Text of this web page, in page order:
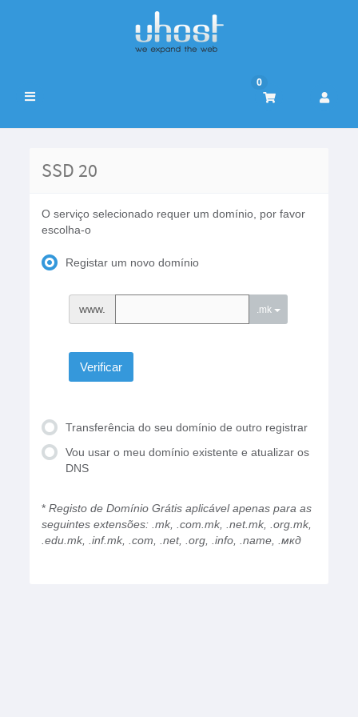
Alternar
0
SSD 20
O serviço selecionado requer um domínio, por favor
escolha-o
Registar um novo domínio
www. .mk
Verificar
Transferência do seu domínio de outro registrar
Vou usar o meu domínio existente e atualizar os
DNS
*Registo de Domínio Grátis aplicável apenas para as
seguintes extensões: .mk, .com.mk, .net.mk, .org.mk,
.edu.mk, .inf.mk, .com, .net, .org, .info, .name, .мкд